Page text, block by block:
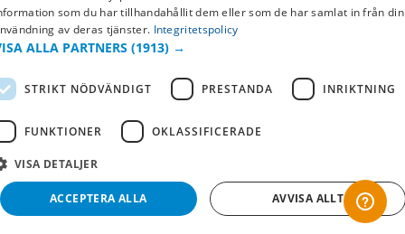
FI
som du har tillhandahållit dem eller som de har samlat in från din
av deras tjänster. Integritetspolicy
ALLA PARTNERS (1913) →
STRIKT NÖDVÄNDIGT PRESTANDA INRIKTNING
FUNKTIONER OKLASSIFICERADE
VISA DETALJER
ACCEPTERA ALLA AVVISA ALLT